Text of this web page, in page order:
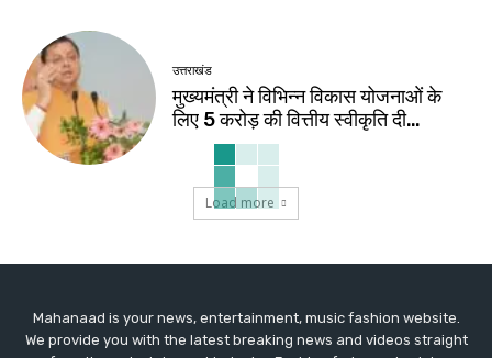
उत्तराखंड
मुख्यमंत्री ने विभिन्न विकास योजनाओं के
लिए ₹5 करोड़ की वित्तीय स्वीकृति दी…
Load more
Mahanaad is your news, entertainment, music fashion website.
We provide you with the latest breaking news and videos straight